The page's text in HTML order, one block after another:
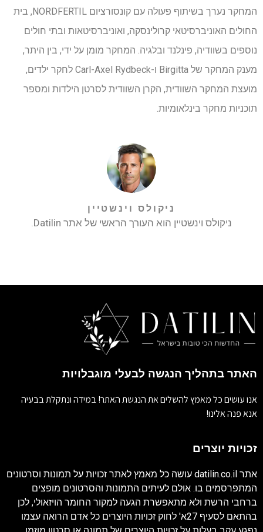
המחקר נערך בשיתוף פעולה עם קונסורציום NORDFERTIL, בית
החולים האוניברסיטאי קרולינסקה, ואוניברסיטאות ובתי חולים
נוספים בשוודיה, פינלנד ובלגיה. המחקר מומן על ידי, בין היתר,
מענק המחקר של Birgitta ו-Carl-Axel Rydbeck לחקר ילדים,
מועצת המחקר השוודית, הקרן השוודית לסרטן הילדות ומספר
תוכניות מחקר בינלאומיות.
ניקולס וינשטיין
ניקולס וינשטיין הוא העורך הראשי של אתר Datilin.
האתר בתהליך הנגשה לבעלי מוגבלויות
אנו עושים כל מאמץ להשלים את הנגשת האתר! במידה ונתקלת בבעיה
אנא פנה אלינו!
זכויות יוצרים
אתר datilin.co.il עושה כל מאמץ לאתר זכויות על תמונות וסרטונים
המתפרסמים בו. אולם לעיתים התמונות והסרטונים מופצים
ברחבי הרשת ולא מתאפשרת הגעה למקור החומר הויזאולי, לכן
בהתאם לסעיף 27א' לחוק זכויות היוצרים כל אדם הרואה עצמו